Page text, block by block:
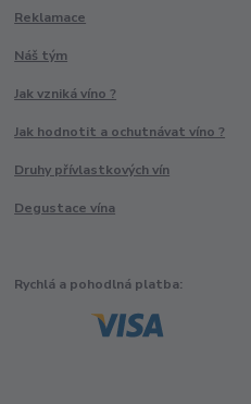
Reklamace
Náš tým
Jak vzniká víno ?
Jak hodnotit a ochutnávat víno ?
Druhy přívlastkových vín
Degustace vína
Rychlá a pohodlná platba: